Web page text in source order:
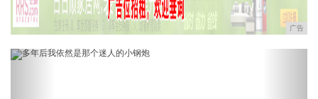
广告
Previous